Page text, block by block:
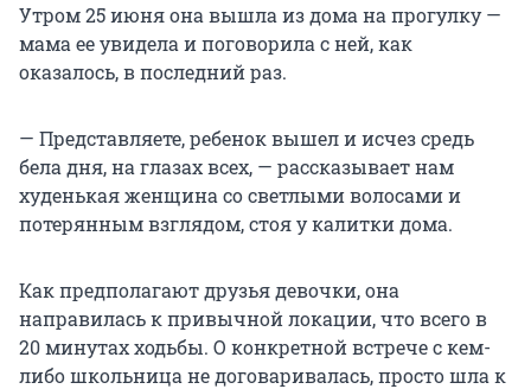
Утром 25 июня она вышла из дома на прогулку —
мама ее увидела и поговорила с ней, как
оказалось, в последний раз.
— Представляете, ребенок вышел и исчез средь
бела дня, на глазах всех, — рассказывает нам
худенькая женщина со светлыми волосами и
потерянным взглядом, стоя у калитки дома.
Как предполагают друзья девочки, она
направилась к привычной локации, что всего в
20 минутах ходьбы. О конкретной встрече с кем-
либо школьница не договаривалась, просто шла к